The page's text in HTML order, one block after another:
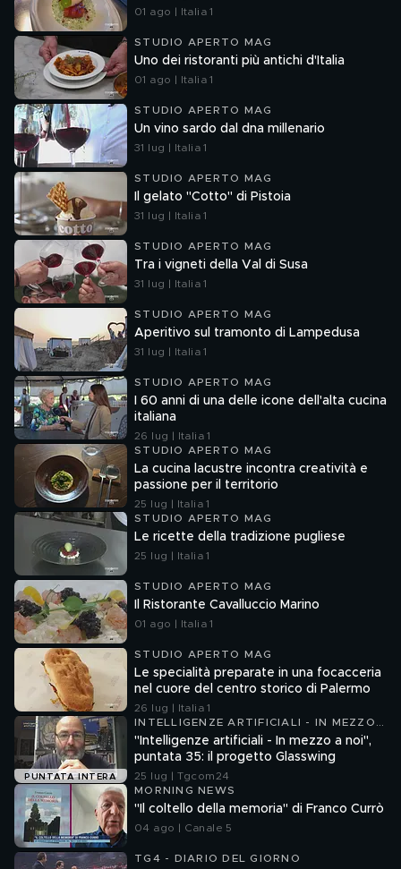
01 ago | Italia 1
STUDIO APERTO MAG
Uno dei ristoranti più antichi d'Italia
01 ago | Italia 1
STUDIO APERTO MAG
Un vino sardo dal dna millenario
31 lug | Italia 1
STUDIO APERTO MAG
Il gelato "Cotto" di Pistoia
31 lug | Italia 1
STUDIO APERTO MAG
Tra i vigneti della Val di Susa
31 lug | Italia 1
STUDIO APERTO MAG
Aperitivo sul tramonto di Lampedusa
31 lug | Italia 1
STUDIO APERTO MAG
I 60 anni di una delle icone dell'alta cucina
italiana
26 lug | Italia 1
STUDIO APERTO MAG
La cucina lacustre incontra creatività e
passione per il territorio
25 lug | Italia 1
STUDIO APERTO MAG
Le ricette della tradizione pugliese
25 lug | Italia 1
STUDIO APERTO MAG
Il Ristorante Cavalluccio Marino
01 ago | Italia 1
STUDIO APERTO MAG
Le specialità preparate in una focacceria
nel cuore del centro storico di Palermo
26 lug | Italia 1
PUNTATA INTERA
INTELLIGENZE ARTIFICIALI - IN MEZZO
A NOI
"Intelligenze artificiali - In mezzo a noi",
puntata 35: il progetto Glasswing
25 lug | Tgcom24
MORNING NEWS
"Il coltello della memoria" di Franco Currò
04 ago | Canale 5
TG4 - DIARIO DEL GIORNO